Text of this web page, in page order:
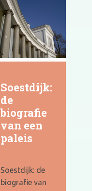
Soestdijk:
de
biografie
van een
paleis
Soestdijk: de
biografie van